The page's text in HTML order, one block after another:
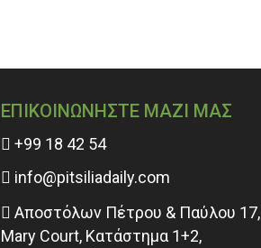
ΕΠΙΚΟΙΝΩΝΗΣΤΕ ΜΑΖΙ ΜΑΣ
+99 18 42 54
info@pitsiliadaily.com
Αποστόλων Πέτρου & Παύλου 17,
Mary Court, Κατάστημα 1+2,